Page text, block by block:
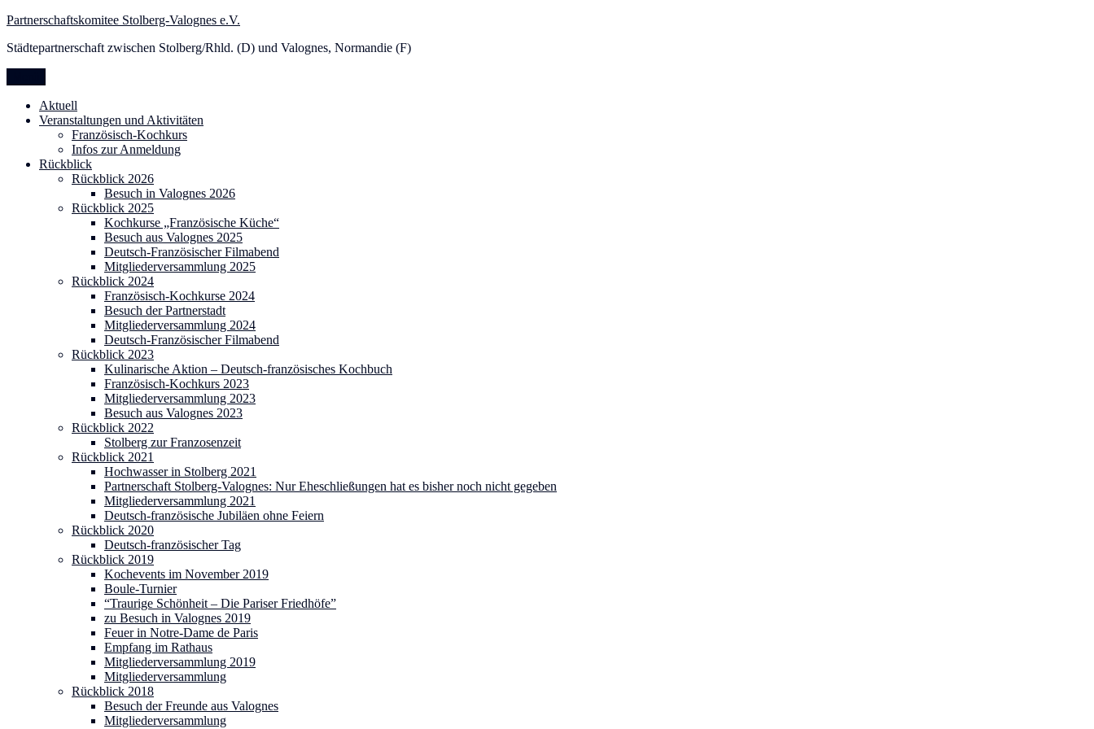
Zum
springen
Partnerschaftskomitee Stolberg-Valognes e.V.
Städtepartnerschaft zwischen Stolberg/Rhld. (D) und Valognes, Normandie (F)
Aktuell
Veranstaltungen und Aktivitäten
Französisch-Kochkurs
Infos zur Anmeldung
Rückblick
Rückblick 2026
Besuch in Valognes 2026
Rückblick 2025
Kochkurse „Französische Küche“
Besuch aus Valognes 2025
Deutsch-Französischer Filmabend
Mitgliederversammlung 2025
Rückblick 2024
Französisch-Kochkurse 2024
Besuch der Partnerstadt
Mitgliederversammlung 2024
Deutsch-Französischer Filmabend
Rückblick 2023
Kulinarische Aktion – Deutsch-französisches Kochbuch
Französisch-Kochkurs 2023
Mitgliederversammlung 2023
Besuch aus Valognes 2023
Rückblick 2022
Stolberg zur Franzosenzeit
Rückblick 2021
Hochwasser in Stolberg 2021
Partnerschaft Stolberg-Valognes: Nur Eheschließungen hat es bisher noch nicht gegeben
Mitgliederversammlung 2021
Deutsch-französische Jubiläen ohne Feiern
Rückblick 2020
Deutsch-französischer Tag
Rückblick 2019
Kochevents im November 2019
Boule-Turnier
“Traurige Schönheit – Die Pariser Friedhöfe”
zu Besuch in Valognes 2019
Feuer in Notre-Dame de Paris
Empfang im Rathaus
Mitgliederversammlung 2019
Mitgliederversammlung
Rückblick 2018
Besuch der Freunde aus Valognes
Mitgliederversammlung